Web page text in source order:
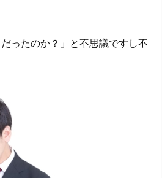
ったのか？」と不思議ですし不